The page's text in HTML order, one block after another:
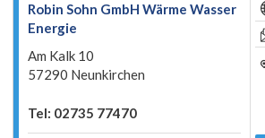
Robin Sohn GmbH Wärme Wasser
Energie
Am Kalk 10
57290 Neunkirchen
Tel: 02735 77470